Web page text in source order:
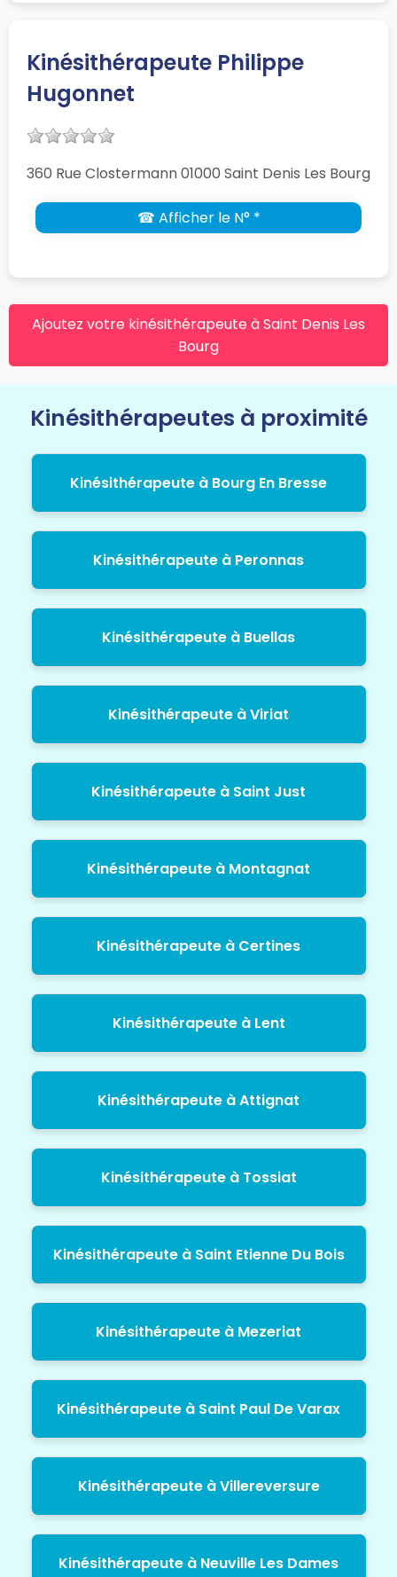
Kinésithérapeute Philippe
Hugonnet
360 Rue Clostermann 01000 Saint Denis Les Bourg
☎ Afficher le N° *
Ajoutez votre kinésithérapeute à Saint Denis Les
Bourg
Kinésithérapeutes à proximité
Kinésithérapeute à Bourg En Bresse
Kinésithérapeute à Peronnas
Kinésithérapeute à Buellas
Kinésithérapeute à Viriat
Kinésithérapeute à Saint Just
Kinésithérapeute à Montagnat
Kinésithérapeute à Certines
Kinésithérapeute à Lent
Kinésithérapeute à Attignat
Kinésithérapeute à Tossiat
Kinésithérapeute à Saint Etienne Du Bois
Kinésithérapeute à Mezeriat
Kinésithérapeute à Saint Paul De Varax
Kinésithérapeute à Villereversure
Kinésithérapeute à Neuville Les Dames